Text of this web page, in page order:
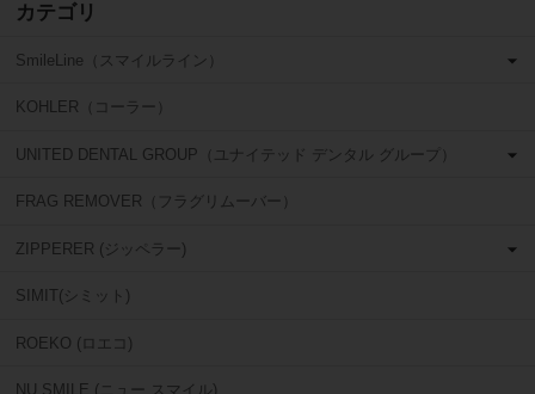
カテゴリ
SmileLine（スマイルライン）
KOHLER（コーラー）
UNITED DENTAL GROUP（ユナイテッド デンタル グループ）
FRAG REMOVER（フラグリムーバー）
ZIPPERER (ジッペラー)
SIMIT(シミット)
ROEKO (ロエコ)
NU SMILE (ニュー スマイル)